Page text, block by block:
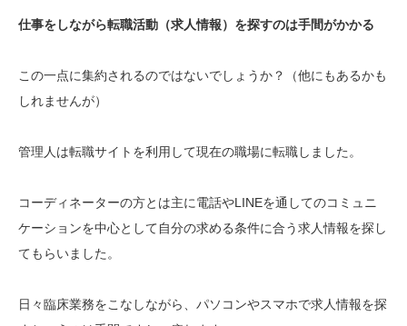
仕事をしながら転職活動（求人情報）を探すのは手間がかかる
この一点に集約されるのではないでしょうか？（他にもあるかも
しれませんが）
管理人は転職サイトを利用して現在の職場に転職しました。
コーディネーターの方とは主に電話やLINEを通してのコミュニ
ケーションを中心として自分の求める条件に合う求人情報を探し
てもらいました。
日々臨床業務をこなしながら、パソコンやスマホで求人情報を探